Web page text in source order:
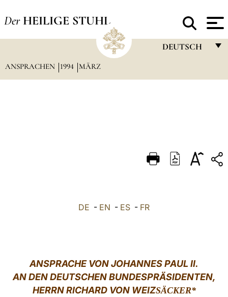
Der HEILIGE STUHL
DEUTSCH
DEUTSCH
ANSPRACHEN 1994 MÄRZ
DE - EN - ES - FR
ANSPRACHE VON JOHANNES PAUL II.
AN DEN DEUTSCHEN BUNDESPRÄSIDENTEN,
HERRN RICHARD VON WEIZSÄCKER*